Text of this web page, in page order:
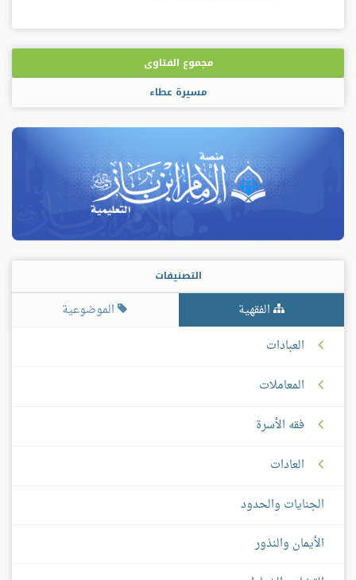
مجموع الفتاوى
مسيرة عطاء
التصنيفات
الفقهية
الموضوعية
العبادات
المعاملات
فقه الأسرة
العادات
الجنايات والحدود
الأيمان والنذور